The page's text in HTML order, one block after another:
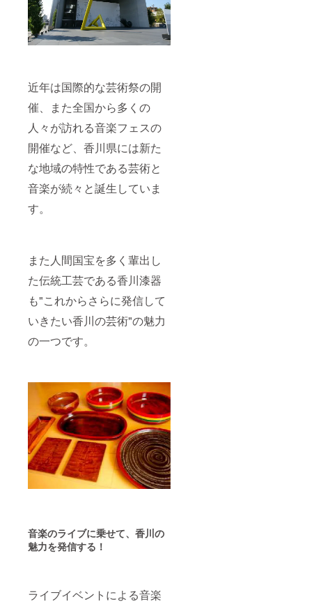
近年は国際的な芸術祭の開
催、また全国から多くの
人々が訪れる音楽フェスの
開催など、香川県には新た
な地域の特性である芸術と
音楽が続々と誕生していま
す。
また人間国宝を多く輩出し
た伝統工芸である香川漆器
も"これからさらに発信して
いきたい香川の芸術"の魅力
の一つです。
音楽のライブに乗せて、香川の
魅力を発信する！
ライブイベントによる音楽